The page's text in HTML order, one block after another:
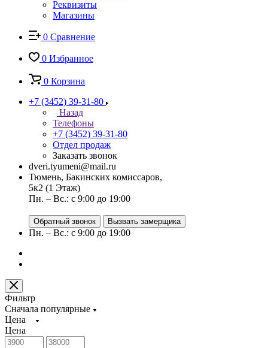
Реквизиты
Магазины
0 Сравнение
0 Избранное
0 Корзина
+7 (3452) 39-31-80
Назад
Телефоны
+7 (3452) 39-31-80
Отдел продаж
Заказать звонок
dveri.tyumeni@mail.ru
Тюмень, Бакинских комиссаров,
5к2 (1 Этаж)
Пн. – Вс.: с 9:00 до 19:00
Обратный звонок Вызвать замерщика
Пн. – Вс.: с 9:00 до 19:00
Фильтр
Сначала популярные
Цена
Цена